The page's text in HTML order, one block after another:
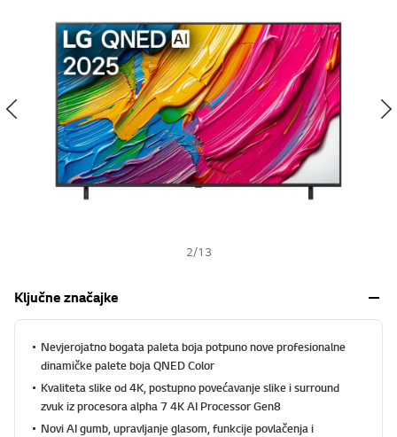
2/13
Ključne značajke
Nevjerojatno bogata paleta boja potpuno nove profesionalne
dinamičke palete boja QNED Color
Kvaliteta slike od 4K, postupno povećavanje slike i surround
zvuk iz procesora alpha 7 4K AI Processor Gen8
Novi AI gumb, upravljanje glasom, funkcije povlačenja i